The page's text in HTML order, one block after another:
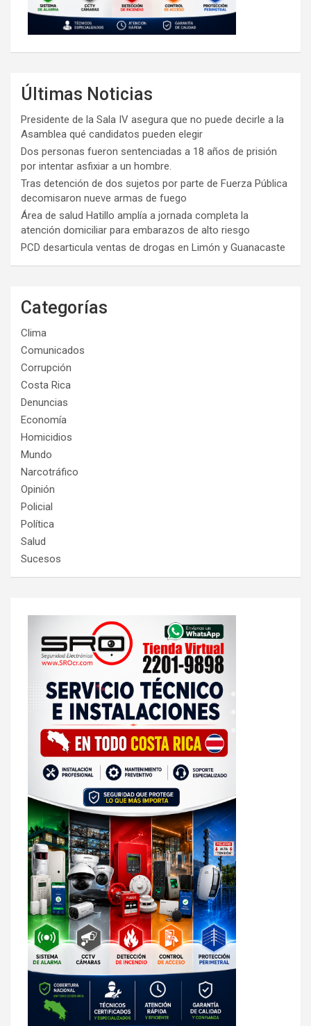
Últimas Noticias
Presidente de la Sala IV asegura que no puede decirle a la
Asamblea qué candidatos pueden elegir
Dos personas fueron sentenciadas a 18 años de prisión
por intentar asfixiar a un hombre.
Tras detención de dos sujetos por parte de Fuerza Pública
decomisaron nueve armas de fuego
Área de salud Hatillo amplía a jornada completa la
atención domiciliar para embarazos de alto riesgo
PCD desarticula ventas de drogas en Limón y Guanacaste
Categorías
Clima
Comunicados
Corrupción
Costa Rica
Denuncias
Economía
Homicidios
Mundo
Narcotráfico
Opinión
Policial
Política
Salud
Sucesos